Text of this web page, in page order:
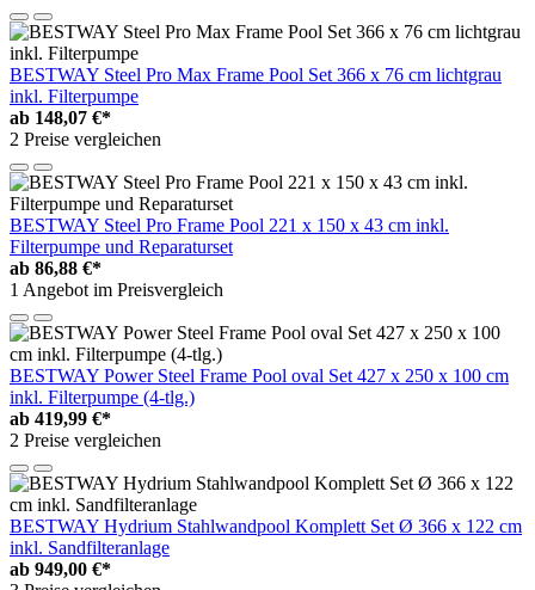
BESTWAY Steel Pro Max Frame Pool Set 366 x 76 cm lichtgrau
inkl. Filterpumpe
ab 148,07 €*
2 Preise vergleichen
BESTWAY Steel Pro Frame Pool 221 x 150 x 43 cm inkl.
Filterpumpe und Reparaturset
ab 86,88 €*
1 Angebot im Preisvergleich
BESTWAY Power Steel Frame Pool oval Set 427 x 250 x 100 cm
inkl. Filterpumpe (4-tlg.)
ab 419,99 €*
2 Preise vergleichen
BESTWAY Hydrium Stahlwandpool Komplett Set Ø 366 x 122 cm
inkl. Sandfilteranlage
ab 949,00 €*